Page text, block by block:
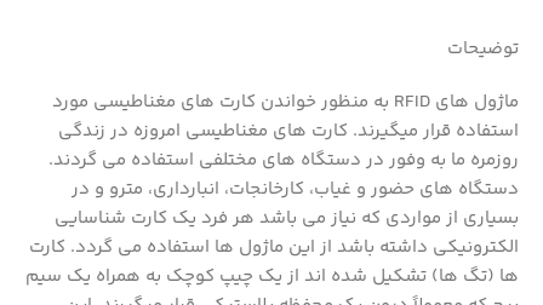
توضیحات
ماژول های RFID به منظور خواندن کارت های مغناطیسی مورد
استفاده قرار میگیرند. کارت های مغناطیسی امروزه در زندگی
روزمره ما به وفور در دستگاه های مختلفی استفاده می گردند.
دستگاه های حضور و غیاب، کارخانجات، انبارداری، مترو و در
بسیاری از مواردی که نیاز می باشد هر فرد یک کارت شناسایی
الکترونیکی داشته باشد از این ماژول ها استفاده می گردد. کارت
ها (تگ ها) تشکیل شده اند از یک چیپ کوچک به همراه یک سیم